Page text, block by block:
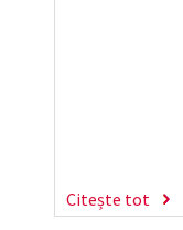
Citește tot